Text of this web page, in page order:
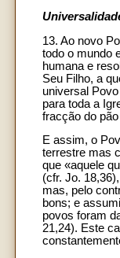
13. Ao novo
todo o mundo
humana e
Seu Filho, a
universal
para toda a
fracção do
E assim, o
terrestre mas
que «aquele
(cfr. Jo.
mas, pelo
bons; e
povos foram
21,24). Este